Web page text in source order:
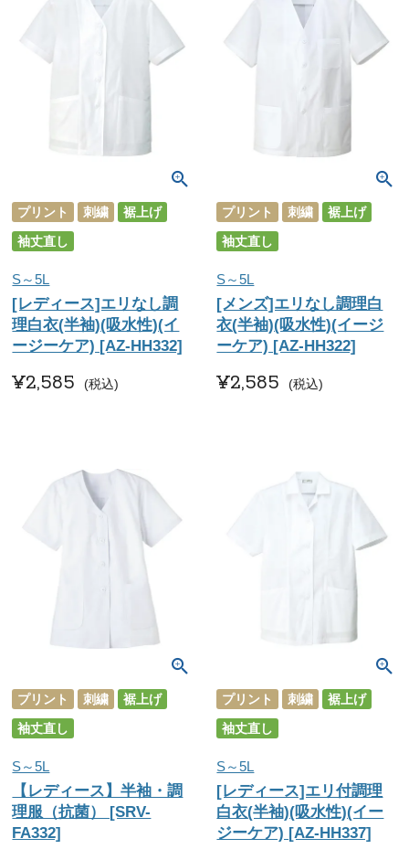
プリント 刺繍
裾上げ
袖丈直し
S～5L
[レディース]エリなし調
理白衣(半袖)(吸水性)(イ
ージーケア) [AZ-HH332]
¥2,585 税込
プリント 刺繍
裾上げ
袖丈直し
S～5L
[メンズ]エリなし調理白
衣(半袖)(吸水性)(イージ
ーケア) [AZ-HH322]
¥2,585 税込
プリント 刺繍
裾上げ
袖丈直し
S～5L
【レディース】半袖・調
理服（抗菌） [SRV-
FA332]
プリント 刺繍
裾上げ
袖丈直し
S～5L
[レディース]エリ付調理
白衣(半袖)(吸水性)(イー
ジーケア) [AZ-HH337]